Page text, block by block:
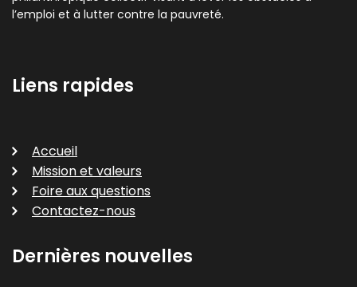
l’emploi et à lutter contre la pauvreté.
Liens rapides
Accueil
Mission et valeurs
Foire aux questions
Contactez-nous
Dernières nouvelles